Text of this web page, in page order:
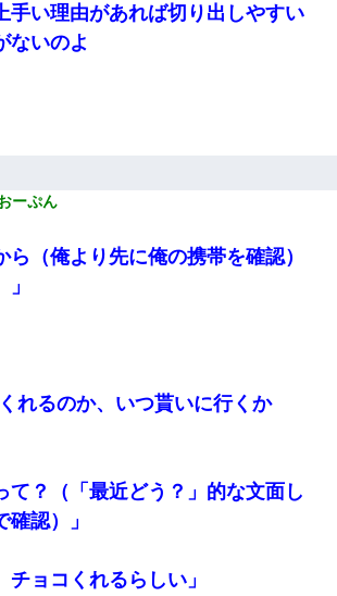
見知らぬ車。俺「もしもし、玄関にもシャッ
ろ？DOWNのボタン押してｗ」→ 待つこと１
。息子「最新型のiPhoneも買えない貧乏は嫌
なら父親と暮らせ」息子「やった＾＾」私
んだな…）
手い理由があれば切り出しやすい
ないのよ
ーぷん
ら（俺より先に俺の携帯を確認）
れるのか、いつ貰いに行くか
て？（「最近どう？」的な文面し
認）」
チョコくれるらしい」